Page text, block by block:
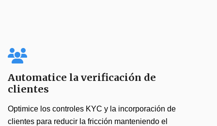
Automatice la verificación de
clientes
Optimice los controles KYC y la incorporación de
clientes para reducir la fricción manteniendo el